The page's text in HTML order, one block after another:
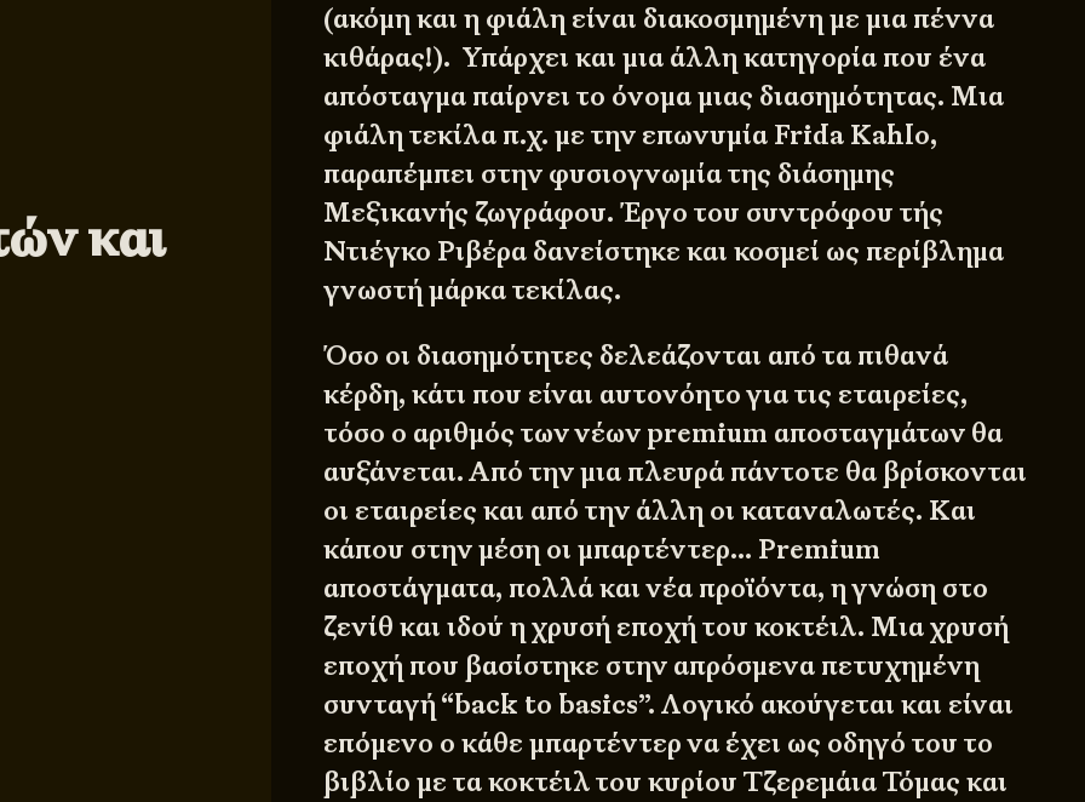
και
(ακόμη και η φιάλη είναι διακοσμημένη με μια πέννα
κιθάρας!). Υπάρχει και μια άλλη κατηγορία που ένα
απόσταγμα παίρνει το όνομα μιας διασημότητας. Μια
φιάλη τεκίλα π.χ. με την επωνυμία Frida Kahlo,
παραπέμπει στην φυσιογνωμία της διάσημης
Μεξικανής ζωγράφου. Έργο του συντρόφου τής
Ντιέγκο Ριβέρα δανείστηκε και κοσμεί ως περίβλημα
γνωστή μάρκα τεκίλας.
Όσο οι διασημότητες δελεάζονται από τα πιθανά
κέρδη, κάτι που είναι αυτονόητο για τις εταιρείες,
τόσο ο αριθμός των νέων premium αποσταγμάτων θα
αυξάνεται. Από την μια πλευρά πάντοτε θα βρίσκονται
οι εταιρείες και από την άλλη οι καταναλωτές. Και
κάπου στην μέση οι μπαρτέντερ… Premium
αποστάγματα, πολλά και νέα προϊόντα, η γνώση στο
ζενίθ και ιδού η χρυσή εποχή του κοκτέιλ. Μια χρυσή
εποχή που βασίστηκε στην απρόσμενα πετυχημένη
συνταγή “back to basics”. Λογικό ακούγεται και είναι
επόμενο ο κάθε μπαρτέντερ να έχει ως οδηγό του το
βιβλίο με τα κοκτέιλ του κυρίου Τζερεμάια Τόμας και